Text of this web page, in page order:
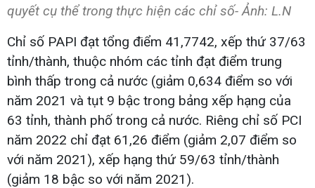
quyết cụ thể trong thực hiện các chỉ số- Ảnh: L.N
Chỉ số PAPI đạt tổng điểm 41,7742, xếp thứ 37/63
tỉnh/thành, thuộc nhóm các tỉnh đạt điểm trung
bình thấp trong cả nước (giảm 0,634 điểm so với
năm 2021 và tụt 9 bậc trong bảng xếp hạng của
63 tỉnh, thành phố trong cả nước. Riêng chỉ số PCI
năm 2022 chỉ đạt 61,26 điểm (giảm 2,07 điểm so
với năm 2021), xếp hạng thứ 59/63 tỉnh/thành
(giảm 18 bậc so với năm 2021).